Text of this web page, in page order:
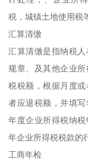
税，城镇土地使用税
汇算清缴
汇算清缴是指纳税人
规章、及其他企业
税税额，根据月度
者应退税额，并填
年度企业所得税纳
年企业所得税税款的
工商年检